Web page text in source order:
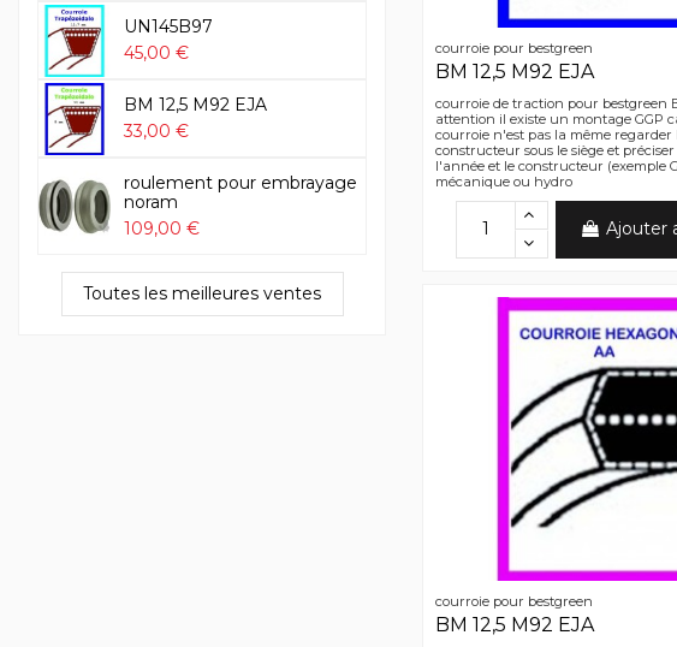
courroie pour bestgreen
BM 12,5 M92 EJA
courroie de traction pour bestgreen
attention il existe un montage GGP
courroie n'est pas la même regarder
constructeur sous le siège et
l'année et le constructeur (exemple
mécanique ou hydro
Ajouter
courroie pour bestgreen
BM 12,5 M92 EJA
UN145B97
45,00 €
BM 12,5 M92 EJA
33,00 €
roulement pour embrayage
noram
109,00 €
Toutes les meilleures ventes